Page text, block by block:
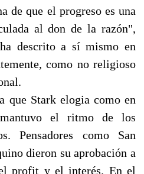
de que el progreso es una
al don de la razón",
descrito a sí mismo en
como no religioso
que Stark elogia como en
mantuvo el ritmo de los
Pensadores como San
dieron su aprobación a
profit y el interés. En el